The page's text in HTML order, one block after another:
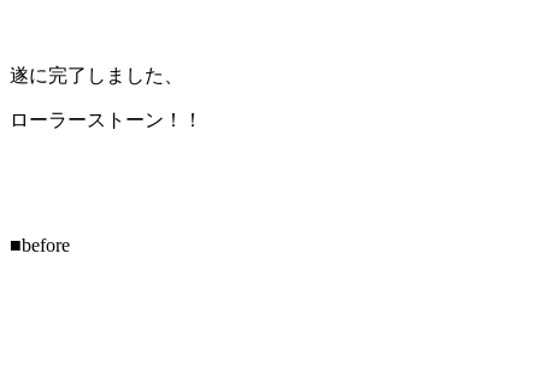
遂に完了しました、
ローラーストーン！！
■before